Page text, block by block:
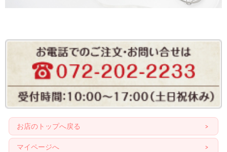
お店のトップへ戻る
マイページへ